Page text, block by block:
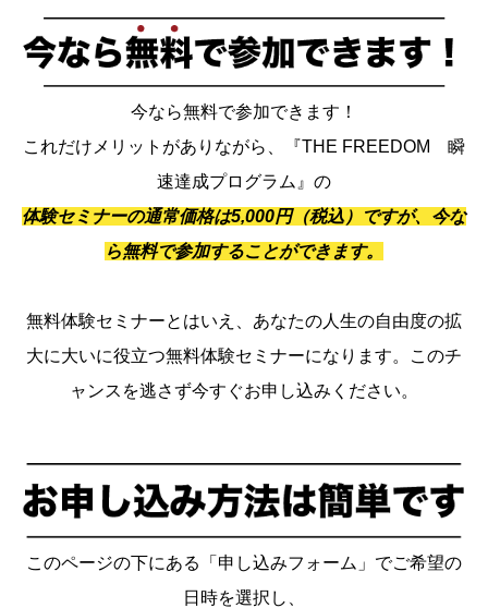
今なら無料で参加できます！
これだけメリットがありながら、『THE FREEDOM 瞬
速達成プログラム』の
体験セミナーの通常価格は5,000円（税込）ですが、今な
ら無料で参加することができます。
無料体験セミナーとはいえ、あなたの人生の自由度の拡
大に大いに役立つ無料体験セミナーになります。このチ
ャンスを逃さず今すぐお申し込みください。
このページの下にある「申し込みフォーム」でご希望の
日時を選択し、